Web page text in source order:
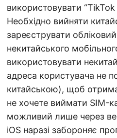
використовувати
Необхідно вийняти
зареєструвати
некитайського
використовувати
адреса користувача не
китайською), щоб
не хочете виймати SIM-
можливий лише через
iOS наразі забороняє